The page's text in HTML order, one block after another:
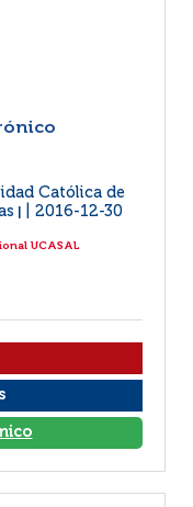
Católica de
2016-12-30
UCASAL